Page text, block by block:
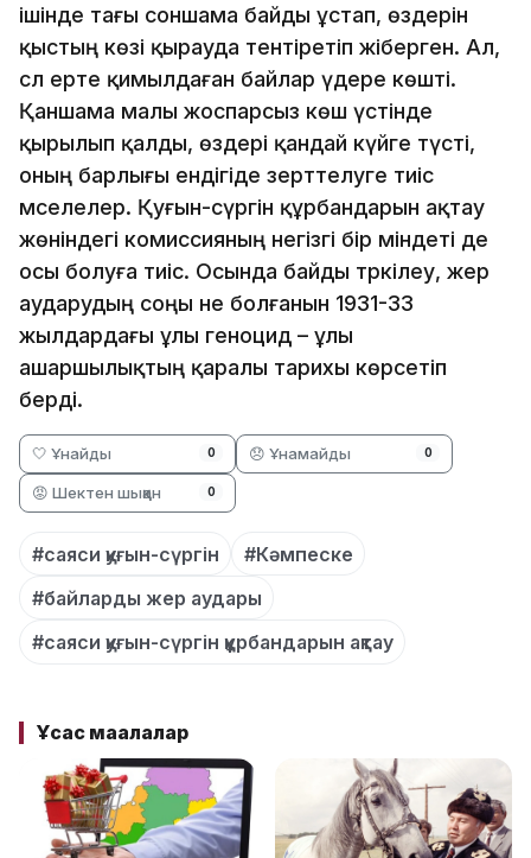
ішінде тағы соншама байды ұстап, өздерін
қыстың көзі қырауда тентіретіп жіберген. Ал,
сәл ерте қимылдаған байлар үдере көшті.
Қаншама малы жоспарсыз көш үстінде
қырылып қалды, өздері қандай күйге түсті,
оның барлығы ендігіде зерттелуге тиіс
мәселелер. Қуғын-сүргін құрбандарын ақтау
жөніндегі комиссияның негізгі бір міндеті де
осы болуға тиіс. Осында байды тәркілеу, жер
аударудың соңы не болғанын 1931-33
жылдардағы ұлы геноцид – ұлы
ашаршылықтың қаралы тарихы көрсетіп
берді.
🤍 Ұнайды 0 😞 Ұнамайды 0
😡 Шектен шыққан 0
#саяси қуғын-сүргін
#Кәмпеске
#байларды жер аудары
#саяси қуғын-сүргін құрбандарын ақтау
Ұқсас мақалалар